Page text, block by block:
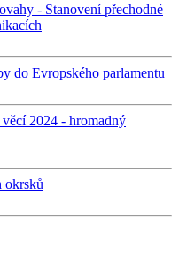
- Stanovení přechodné
do Evropského parlamentu
2024 - hromadný
okrsků